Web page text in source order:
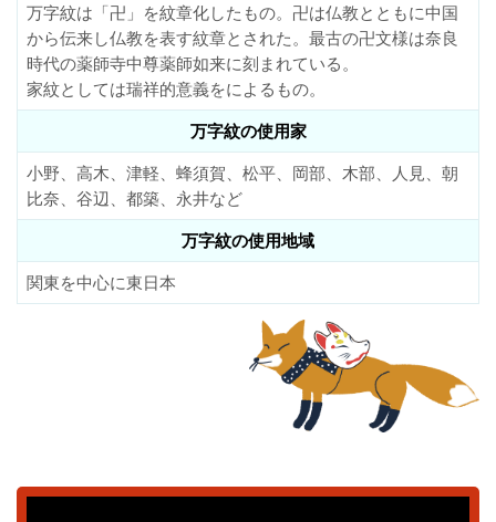
万字紋は「卍」を紋章化したもの。卍は仏教とともに中国
から伝来し仏教を表す紋章とされた。最古の卍文様は奈良
時代の薬師寺中尊薬師如来に刻まれている。
家紋としては瑞祥的意義をによるもの。
万字紋の使用家
小野、高木、津軽、蜂須賀、松平、岡部、木部、人見、朝
比奈、谷辺、都築、永井など
万字紋の使用地域
関東を中心に東日本